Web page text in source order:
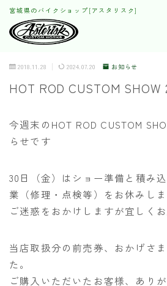
宮城県のバイクショップ[アスタリスク]
2018.11.28 2024.07.20 お知らせ
HOT ROD CUSTOM
今週末のHOT ROD CUSTOM
らせです
30日（金）はショー準備と積み
業（修理・点検等）をお休みしま
ご迷惑をおかけしますが宜しく
当店取扱分の前売券、おかげさ
た。
ご購入いただいたお客様、あり